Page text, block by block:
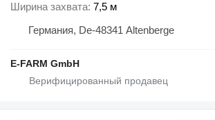
Ширина захвата 7,5 м
Германия, De-48341 Altenberge
E-FARM GmbH